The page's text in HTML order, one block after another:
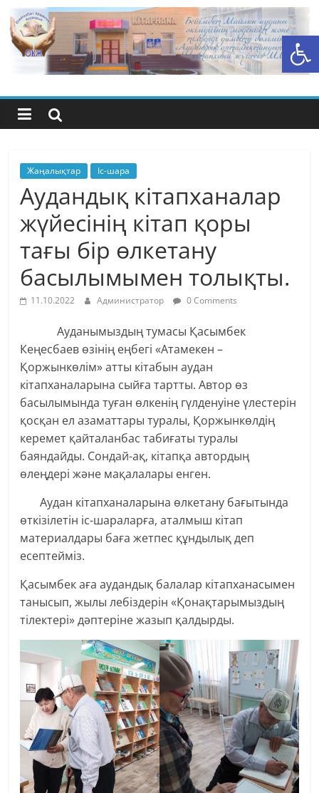
Open toolbar
Skip
to
content
Бейімбет
Майлин
ауданының
орталық
кітапхана
жүйесі
Жаңалықтар Іс-шара
Аудандық кітапханалар
жүйесінің кітап қоры
тағы бір өлкетану
басылымымен толықты.
11.10.2022 Администратор 0 Comments
Ауданымыздың тумасы Қасымбек
Кеңесбаев өзінің еңбегі «Атамекен –
Қоржынкөлім» атты кітабын аудан
кітапханаларына сыйға тартты. Автор өз
басылымында туған өлкенің гүлденуіне үлестерін
қосқан ел азаматтары туралы, Қоржынкөлдің
керемет қайталанбас табиғаты туралы
баяндайды. Сондай-ақ, кітапқа автордың
өлеңдері және мақалалары енген.
Аудан кітапханаларына өлкетану бағытында
өткізілетін іс-шараларға, аталмыш кітап
материалдары баға жетпес құндылық деп
есептейміз.
Қасымбек аға аудандық балалар кітапханасымен
танысып, жылы лебіздерін «Қонақтарымыздың
тілектері» дәптеріне жазып қалдырды.